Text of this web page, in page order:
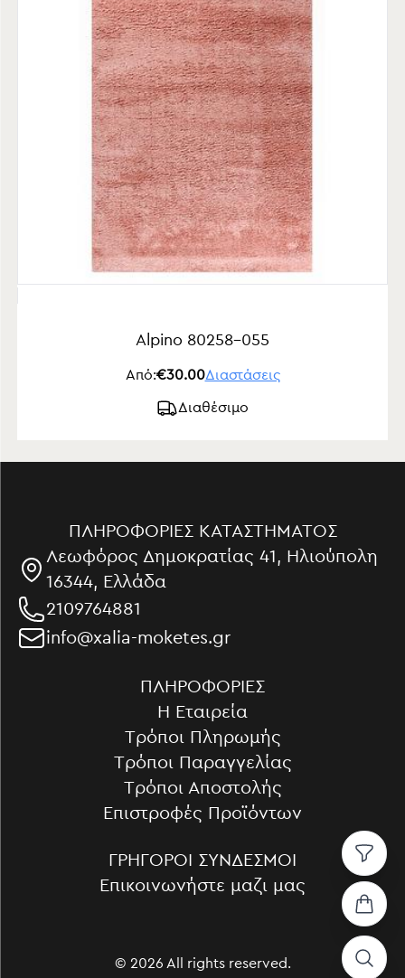
Alpino 80258-055
Από:€30.00Διαστάσεις
Διαθέσιμο
ΠΛΗΡΟΦΟΡΊΕΣ ΚΑΤΑΣΤΉΜΑΤΟΣ
Λεωφόρος Δημοκρατίας 41, Ηλιούπολη
16344, Ελλάδα
2109764881
info@xalia-moketes.gr
ΠΛΗΡΟΦΟΡΊΕΣ
Η Εταιρεία
Τρόποι Πληρωμής
Τρόποι Παραγγελίας
Τρόποι Αποστολής
Επιστροφές Προϊόντων
ΓΡΉΓΟΡΟΙ ΣΎΝΔΕΣΜΟΙ
Επικοινωνήστε μαζι μας
© 2026 All rights reserved.